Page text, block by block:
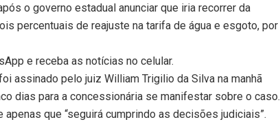
o governo estadual anunciar que iria recorrer da
percentuais de reajuste na tarifa de água e esgoto, por
e receba as notícias no celular.
assinado pelo juiz William Trigilio da Silva na manhã
dias para a concessionária se manifestar sobre o caso.
que “seguirá cumprindo as decisões judiciais”.